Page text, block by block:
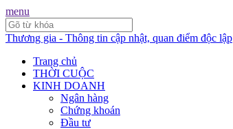
menu
Thương gia - Thông tin cập nhật, quan điểm độc lập
Trang chủ
THỜI CUỘC
KINH DOANH
Ngân hàng
Chứng khoán
Đầu tư